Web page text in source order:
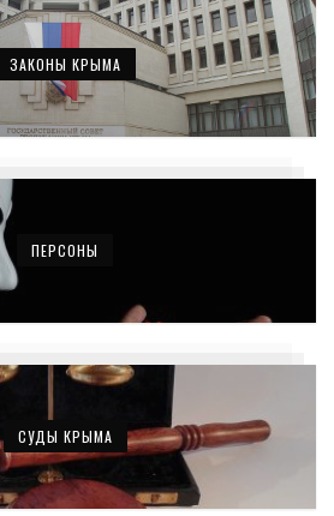
ЗАКОНЫ КРЫМА
ПЕРСОНЫ
СУДЫ КРЫМА